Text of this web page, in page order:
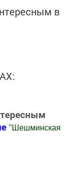
в
" Шешминская